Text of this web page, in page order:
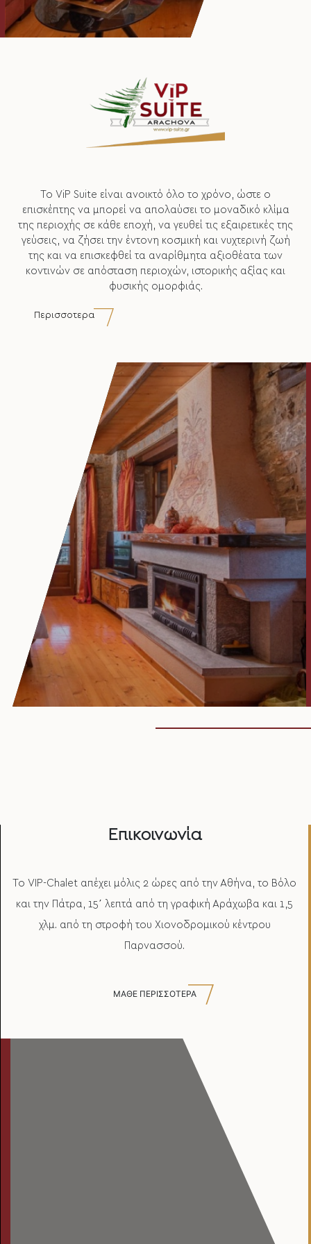
Το ViP Suite είναι ανοικτό όλο το χρόνο, ώστε ο
επισκέπτης να μπορεί να απολαύσει το μοναδικό κλίμα
της περιοχής σε κάθε εποχή, να γευθεί τις εξαιρετικές της
γεύσεις, να ζήσει την έντονη κοσμική και νυχτερινή ζωή
της και να επισκεφθεί τα αναρίθμητα αξιοθέατα των
κοντινών σε απόσταση περιοχών, ιστορικής αξίας και
φυσικής ομορφιάς.
Περισσοτερα
Επικοινωνία
Το VIP-Chalet απέχει μόλις 2 ώρες από την Αθήνα, το Βόλο
και την Πάτρα, 15΄ λεπτά από τη γραφική Αράχωβα και 1,5
χλμ. από τη στροφή του Χιονοδρομικού κέντρου
Παρνασσού.
ΜΑΘΕ ΠΕΡΙΣΣΟΤΕΡΑ